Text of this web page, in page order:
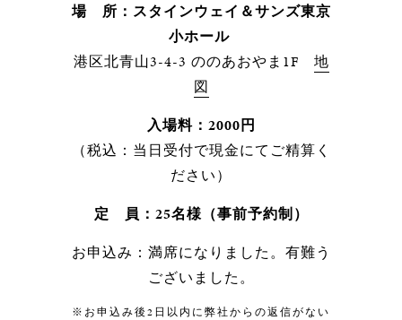
場 所：スタインウェイ＆サンズ東京
小ホール
港区北青山3-4-3 ののあおやま1F 地
図
入場料：2000円
（税込：当日受付で現金にてご精算く
ださい）
定 員：25名様（事前予約制）
お申込み：満席になりました。有難う
ございました。
※お申込み後2日以内に弊社からの返信がない